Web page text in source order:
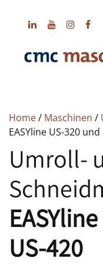
Home/ Maschinen /
EASYline US-320 und
Umroll-
US-420